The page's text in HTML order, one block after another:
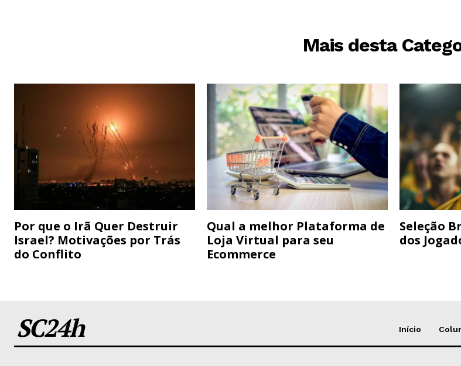
Mais desta
Por que o Irã Quer Destruir
Israel? Motivações por Trás
do Conflito
Qual a melhor Plataforma de
Loja Virtual para seu
Ecommerce
Seleção
dos
SC24h Início